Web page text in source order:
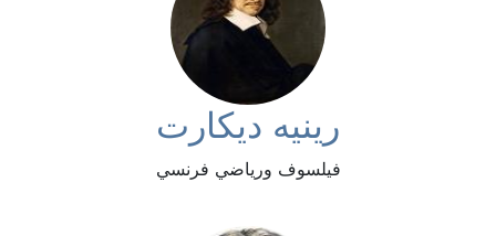
رينيه ديكارت
فيلسوف ورياضي فرنسي